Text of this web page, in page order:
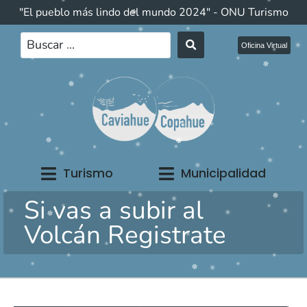
"El pueblo más lindo del mundo 2024" - ONU Turismo
Oficina Virtual
Turismo Municipalidad
Si vas a subir al
Volcán Registrate